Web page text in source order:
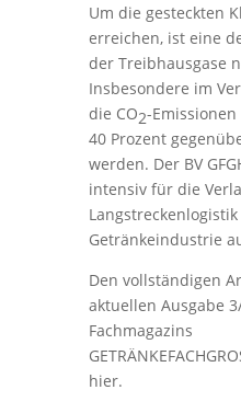
Um die gesteckten
erreichen, ist eine
der Treibhausgase
Insbesondere im
die CO2-
40 Prozent
werden. Der BV
intensiv für die
Getränkeindustrie
Den vollständigen
aktuellen Ausgabe
Fachmagazins
hier.